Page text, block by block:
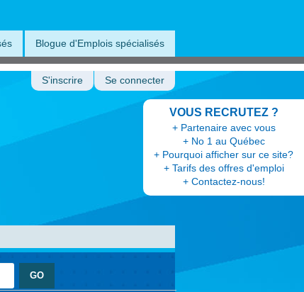
Blogue d'Emplois spécialisés
VOUS RECRUTEZ ?
+ Partenaire avec vous
+ No 1 au Québec
+ Pourquoi afficher sur ce site?
+ Tarifs des offres d'emploi
+ Contactez-nous!
S'inscrire Se connecter